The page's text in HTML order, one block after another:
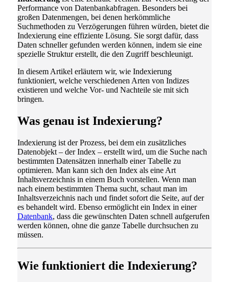
Performance von Datenbankabfragen. Besonders bei
großen Datenmengen, bei denen herkömmliche
Suchmethoden zu Verzögerungen führen würden, bietet die
Indexierung eine effiziente Lösung. Sie sorgt dafür, dass
Daten schneller gefunden werden können, indem sie eine
spezielle Struktur erstellt, die den Zugriff beschleunigt.
In diesem Artikel erläutern wir, wie Indexierung
funktioniert, welche verschiedenen Arten von Indizes
existieren und welche Vor- und Nachteile sie mit sich
bringen.
Was genau ist Indexierung?
Indexierung ist der Prozess, bei dem ein zusätzliches
Datenobjekt – der Index – erstellt wird, um die Suche nach
bestimmten Datensätzen innerhalb einer Tabelle zu
optimieren. Man kann sich den Index als eine Art
Inhaltsverzeichnis in einem Buch vorstellen. Wenn man
nach einem bestimmten Thema sucht, schaut man im
Inhaltsverzeichnis nach und findet sofort die Seite, auf der
es behandelt wird. Ebenso ermöglicht ein Index in einer
Datenbank, dass die gewünschten Daten schnell aufgerufen
werden können, ohne die ganze Tabelle durchsuchen zu
müssen.
Wie funktioniert die Indexierung?